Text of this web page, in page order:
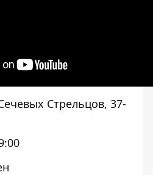
Стрельцов, 37-